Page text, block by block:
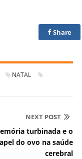
Share
NATAL
NEXT POST
turbinada e o
do ovo na saúde
cerebral